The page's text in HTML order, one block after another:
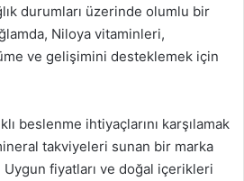
durumları üzerinde olumlu bir
Niloya vitaminleri,
ve gelişimini desteklemek için
beslenme ihtiyaçlarını karşılamak
takviyeleri sunan bir marka
Uygun fiyatları ve doğal içerikleri